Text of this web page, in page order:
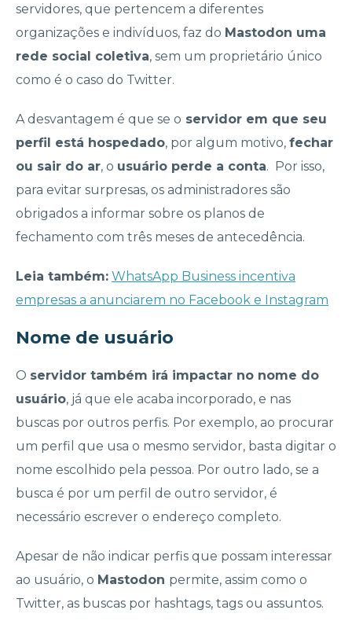
servidores, que pertencem a diferentes
organizações e indivíduos, faz do Mastodon uma
rede social coletiva, sem um proprietário único
como é o caso do Twitter.
A desvantagem é que se o servidor em que seu
perfil está hospedado, por algum motivo, fechar
ou sair do ar, o usuário perde a conta. Por isso,
para evitar surpresas, os administradores são
obrigados a informar sobre os planos de
fechamento com três meses de antecedência.
Leia também: WhatsApp Business incentiva
empresas a anunciarem no Facebook e Instagram
Nome de usuário
O servidor também irá impactar no nome do
usuário, já que ele acaba incorporado, e nas
buscas por outros perfis. Por exemplo, ao procurar
um perfil que usa o mesmo servidor, basta digitar o
nome escolhido pela pessoa. Por outro lado, se a
busca é por um perfil de outro servidor, é
necessário escrever o endereço completo.
Apesar de não indicar perfis que possam interessar
ao usuário, o Mastodon permite, assim como o
Twitter, as buscas por hashtags, tags ou assuntos.